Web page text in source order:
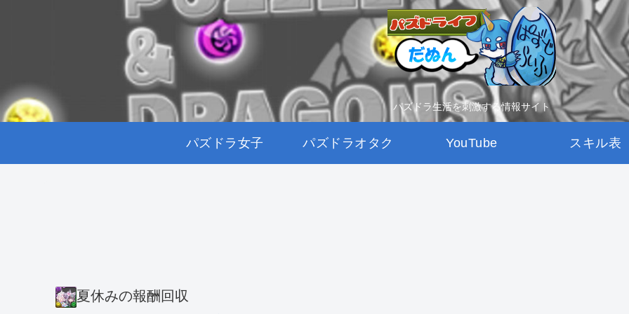
パズドラ生活を刺激する情報サイト
パズドラ女子 パズドラオタク YouTube スキル表
夏休みの報酬回収